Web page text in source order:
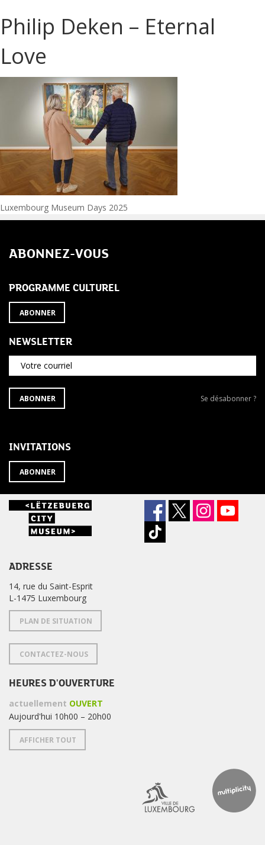
Philip Deken – Eternal
Love
Navigation
l’article
Luxembourg Museum Days 2025
ABONNEZ-VOUS
PROGRAMME CULTUREL
ABONNER
NEWSLETTER
Votre courriel
S'ABONNER
À
ABONNER
Se
Se désabonner ?
INVITATIONS
ABONNER
ADRESSE
14, rue du Saint-Esprit
L-1475 Luxembourg
PLAN DE SITUATION
CONTACTEZ-NOUS
HEURES D'OUVERTURE
actuellement OUVERT
Aujourd'hui 10h00 – 20h00
AFFICHER TOUT